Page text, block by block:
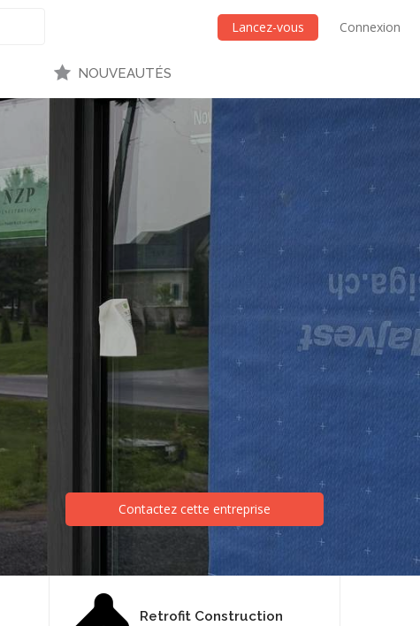
Lancez-vous Connexion
NOUVEAUTÉS
Contactez cette entreprise
Retrofit Construction